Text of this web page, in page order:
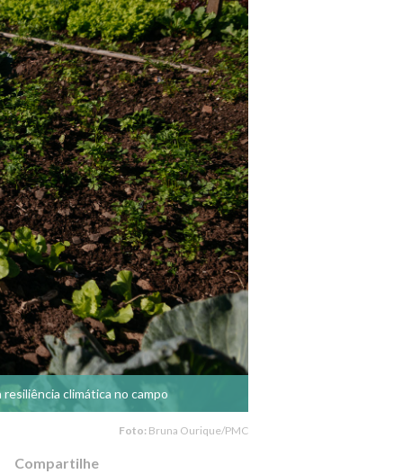
climática no campo
Foto: Bruna Ourique/PMC
Compartilhe